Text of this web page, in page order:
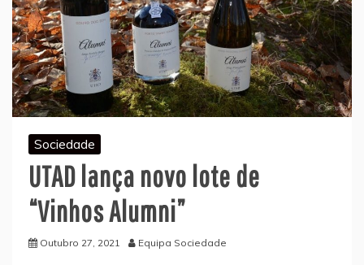
Sociedade
UTAD lança novo lote de
“Vinhos Alumni”
Outubro 27, 2021 Equipa Sociedade